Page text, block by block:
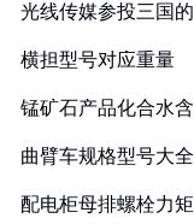
光线传媒参投三国
横担型号对应重量
锰矿石产品化合水
曲臂车规格型号大全
配电柜母排螺栓力